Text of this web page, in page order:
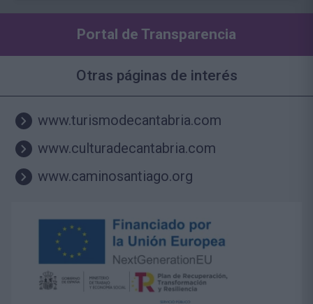
Portal de Transparencia
Otras páginas de interés
www.turismodecantabria.com
www.culturadecantabria.com
www.caminosantiago.org